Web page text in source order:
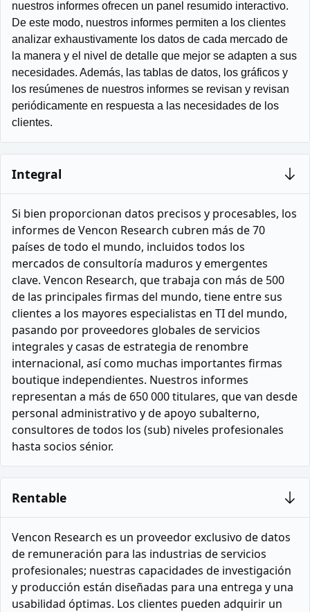
nuestros informes ofrecen un panel resumido interactivo.
De este modo, nuestros informes permiten a los clientes
analizar exhaustivamente los datos de cada mercado de
la manera y el nivel de detalle que mejor se adapten a sus
necesidades. Además, las tablas de datos, los gráficos y
los resúmenes de nuestros informes se revisan y revisan
periódicamente en respuesta a las necesidades de los
clientes.
Integral
Si bien proporcionan datos precisos y procesables, los
informes de Vencon Research cubren más de 70
países de todo el mundo, incluidos todos los
mercados de consultoría maduros y emergentes
clave. Vencon Research, que trabaja con más de 500
de las principales firmas del mundo, tiene entre sus
clientes a los mayores especialistas en TI del mundo,
pasando por proveedores globales de servicios
integrales y casas de estrategia de renombre
internacional, así como muchas importantes firmas
boutique independientes. Nuestros informes
representan a más de 650 000 titulares, que van desde
personal administrativo y de apoyo subalterno,
consultores de todos los (sub) niveles profesionales
hasta socios sénior.
Rentable
Vencon Research es un proveedor exclusivo de datos
de remuneración para las industrias de servicios
profesionales; nuestras capacidades de investigación
y producción están diseñadas para una entrega y una
usabilidad óptimas. Los clientes pueden adquirir un